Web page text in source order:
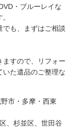
・ブルーレイな
でも、まずはご相談
ますので、リフォー
いた遺品のご整理な
市・多摩・西東
、杉並区、世田谷